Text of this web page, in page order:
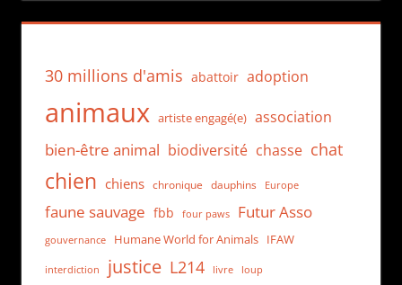
30 millions d'amis abattoir adoption
animaux artiste engagé(e) association
bien-être animal biodiversité chasse chat
chien chiens chronique dauphins Europe
faune sauvage fbb four paws Futur Asso
gouvernance Humane World for Animals IFAW
interdiction justice L214 livre loup